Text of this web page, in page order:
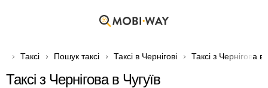
Таксі Пошук таксі Таксі в Чернігові Таксі з Чернігова в
Таксі з Чернігова в Чугуїв